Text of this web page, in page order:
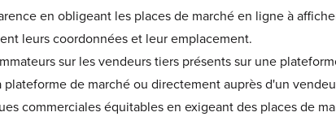
en obligeant les places de marché en ligne à
leurs coordonnées et leur emplacement.
sur les vendeurs tiers présents sur une
plateforme de marché ou directement auprès d'un
commerciales équitables en exigeant des places de